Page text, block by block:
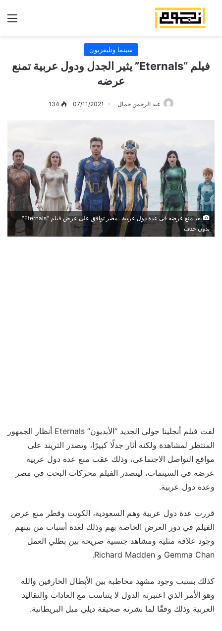
سينما وتليفزيون
فيلم “Eternals” يثير الجدل ودول عربية تمنع
عرضه
عبد الرحمن جمال 07/11/2021
134
بعد منع عرضه فى عدة دول عربية.. مصر توافق على عرض فيلم "Eternals"
بدون حذف
لفت فيلم أنجلينا جولي الجديد “الأبديون” Eternals أنظار الجمهور
المنتظر لمشاهدة ولكنه أثار جدلًا كبيرًا، وتصدر التريند على
مواقع التواصل الاجتماعى، وذلك عقب منع عدة دول عربية
عرضه في السينمات، ليتصدر الفيلم محركات البحث في مصر
وعدة دول عربية.
قررت عدة دول عربية وهم السعودية، الكويت وقطر منع عرض
الفيلم في دور العرض الخاصة بهم وذلك لعدة أسباب من بينهم
وجود علاقة مثلية ومشاهد جنسية صريحة بين بطلي العمل
Gemma Chan و Richard Madden.
كذلك بسبب وجود مشهد مخاطبة بين الأبطال الخارقين والله
وهو الأمر الذي اعتبرته الدول لا يتناسب مع العادات والتقاليد
العربية وذلك وفقًا لما نشرته صحيفة ديلي ميل البريطانية.